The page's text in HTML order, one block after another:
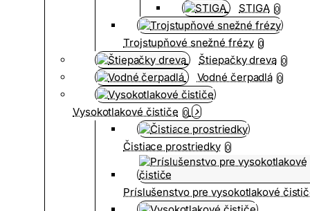
STIGA 0
Trojstupňové snežné frézy 0
Štiepačky dreva 0
Vodné čerpadlá 0
Vysokotlakové čističe 0
Čistiace prostriedky 0
Príslušenstvo pre vysokotlakové